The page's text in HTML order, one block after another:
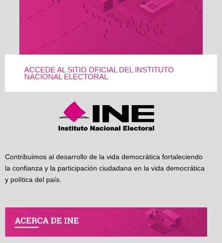
ACCEDE AL SITIO OFICIAL DEL INSTITUTO
NACIONAL ELECTORAL
Contribuimos al desarrollo de la vida democrática fortaleciendo
la confianza y la participación ciudadana en la vida democrática
y política del país.